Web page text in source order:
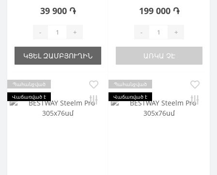
39 900 ֏
- +
ԿՑԵԼ ԶԱՄԲՅՈՒՂԻՆ
199 000 ֏
- +
ԱՌԿԱ ՉԷ
Պահանջված
Վաճառված է
Պահանջված
Վաճառված է